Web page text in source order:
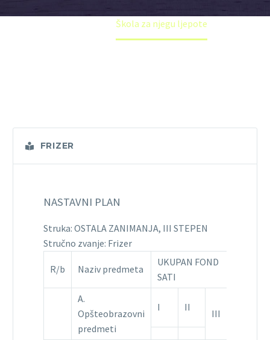
Škola za njegu ljepote
FRIZER
NASTAVNI PLAN
Struka: OSTALA ZANIMANJA, III STEPEN
Stručno zvanje: Frizer
R/b Naziv predmeta
UKUPAN FOND
SATI
A.
Opšteobrazovni
predmeti
I II
III